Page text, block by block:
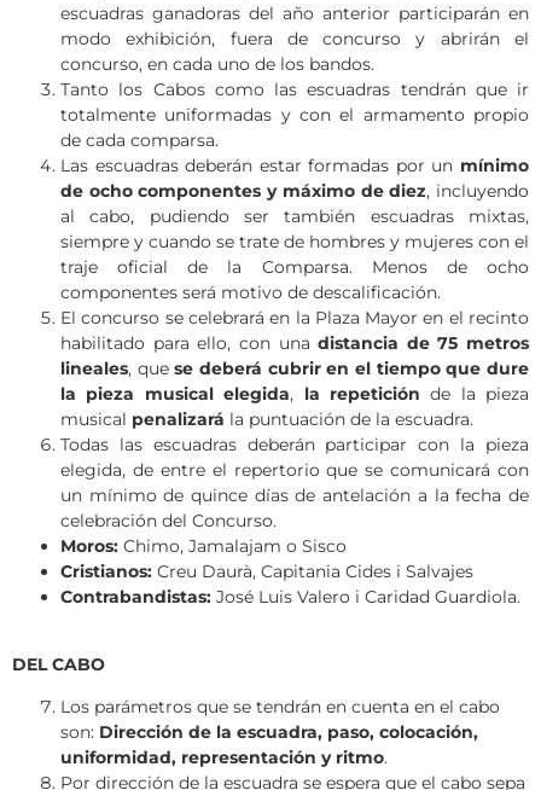
escuadras ganadoras del año anterior participarán en
modo exhibición, fuera de concurso y abrirán el
concurso, en cada uno de los bandos.
Tanto los Cabos como las escuadras tendrán que ir
totalmente uniformadas y con el armamento propio
de cada comparsa.
Las escuadras deberán estar formadas por un mínimo
de ocho componentes y máximo de diez, incluyendo
al cabo, pudiendo ser también escuadras mixtas,
siempre y cuando se trate de hombres y mujeres con el
traje oficial de la Comparsa. Menos de ocho
componentes será motivo de descalificación.
El concurso se celebrará en la Plaza Mayor en el recinto
habilitado para ello, con unadistancia de 75 metros
lineales, quese deberá cubrir en el tiempo que dure
la pieza musical elegida, la repetición de la pieza
musical penalizará la puntuación de la escuadra.
Todas las escuadras deberán participar con la pieza
elegida, de entre el repertorio que se comunicará con
un mínimo de quince días de antelación a la fecha de
celebración del Concurso.
Moros: Chimo, Jamalajam o Sisco
Cristianos: Creu Daurà, Capitania Cides i Salvajes
Contrabandistas: José Luis Valero i Caridad Guardiola.
DEL CABO
Los parámetros que se tendrán en cuenta en el cabo
son: Dirección de la escuadra, paso, colocación,
uniformidad, representación y ritmo.
Por dirección de la escuadra se espera que el cabo sepa